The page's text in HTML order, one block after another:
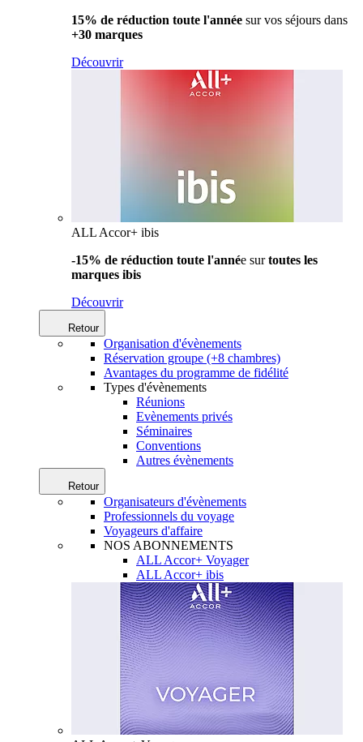
15% de réduction toute l'année sur vos séjours dans
+30 marques
Découvrir
ALL Accor+ ibis
-15% de réduction toute l'année surtoutes les
marques ibis
Découvrir
Retour
Organisation d'évènements
Réservation groupe (+8 chambres)
Avantages du programme de fidélité
Types d'évènements
Réunions
Evènements privés
Séminaires
Conventions
Autres évènements
Retour
Organisateurs d'évènements
Professionnels du voyage
Voyageurs d'affaire
NOS ABONNEMENTS
ALL Accor+ Voyager
ALL Accor+ ibis